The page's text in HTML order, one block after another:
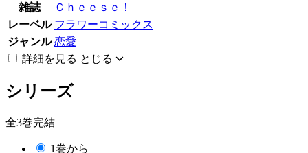
雑誌
Ｃｈｅｅｓｅ！
レーベル フラワーコミックス
ジャンル 恋愛
詳細を見る とじる
シリーズ
全3巻完結
1巻から